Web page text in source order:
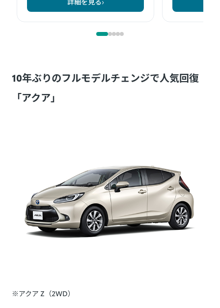
10年ぶりのフルモデルチェンジで人気回復
「アクア」
※アクア Z（2WD）